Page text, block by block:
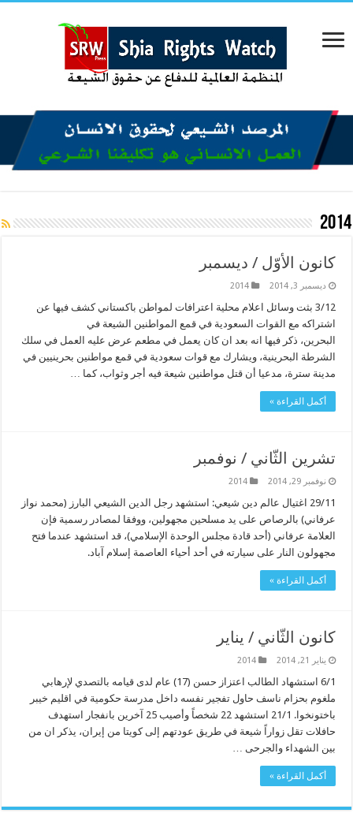
2014
كانون الأوّل / ديسمبر
ديسمبر 3, 2014 2014
3/12 بثت وسائل اعلام محلية اعترافات لمواطن باكستاني كشف فيها عن
اشتراكه مع القوات السعودية في قمع المواطنين الشيعة في
البحرين، ذكر فيها انه بعد ان كان يعمل في مطعم عرض عليه العمل في سلك
الشرطة البحرينية، ويشارك مع قوات سعودية في قمع مواطنين بحرينيين في
مدينة سترة، مدعيا أن قتل مواطنين شيعة فيه أجر وثواب، كما …
أكمل القراءة »
تشرين الثّاني / نوفمبر
نوفمبر 29, 2014 2014
29/11 اغتيال عالم دين شيعي: استشهد رجل الدين الشيعي البارز (محمد نواز
عرفاني) بالرصاص على يد مسلحين مجهولين، ووفقا لمصادر رسمية فإن
العلامة عرفاني (أحد قادة مجلس الوحدة الإسلامي)، قد استشهد عندما فتح
مجهولون النار على سيارته في أحد أحياء العاصمة إسلام آباد.
أكمل القراءة »
كانون الثّاني / يناير
يناير 21, 2014 2014
6/1 استشهاد الطالب اعتزاز حسن (17) عام لدى قيامه بالتصدي لإرهابي
ملغوم بحزام ناسف حاول تفجير نفسه داخل مدرسة حكومية في اقليم خيبر
باختونخوا. 21/1 استشهد 22 شخصاً وأصيب 25 آخرين بانفجار استهدف
حافلات تقل زواراً شيعة في طريق عودتهم إلى كويتا من إيران، يذكر ان من
بين الشهداء والجرحى …
أكمل القراءة »